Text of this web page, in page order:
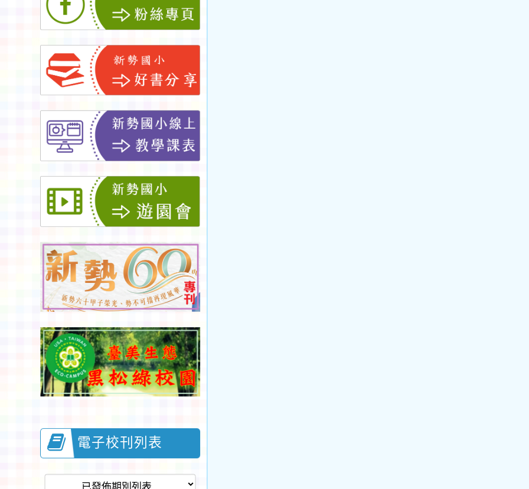
電子校刊列表